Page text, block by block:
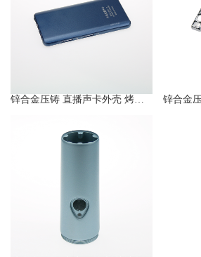
锌合金压铸 直播声卡外壳 烤漆工艺